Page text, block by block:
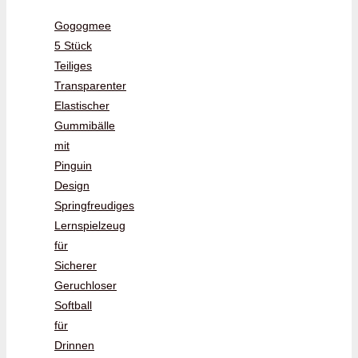
Gogogmee
5 Stück
Teiliges
Transparenter
Elastischer
Gummibälle
mit
Pinguin
Design
Springfreudiges
Lernspielzeug
für
Sicherer
Geruchloser
Softball
für
Drinnen